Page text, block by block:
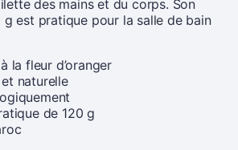
des mains et du corps. Son
est pratique pour la salle de bain
la fleur d’oranger
naturelle
de 120 g